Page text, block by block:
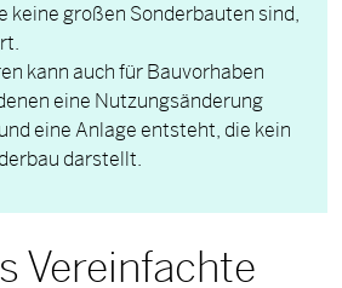
keine großen Sonderbauten sind,
kann auch für Bauvorhaben
eine Nutzungsänderung
eine Anlage entsteht, die kein
darstellt.
Vereinfachte